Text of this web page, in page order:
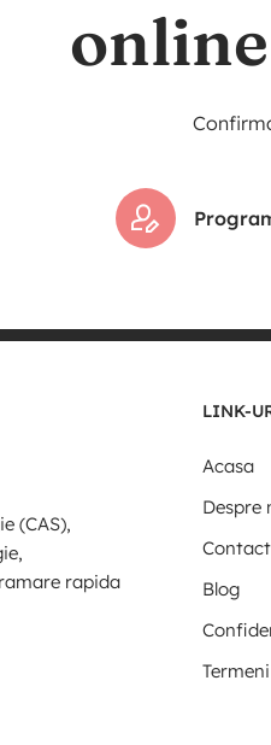
(CAS),
rapida
LINK-
Acasa
Despre
Contact
Blog